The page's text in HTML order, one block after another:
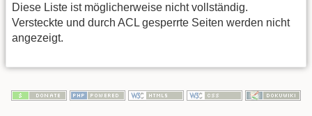
Diese Liste ist möglicherweise nicht vollständig.
Versteckte und durch ACL gesperrte Seiten werden nicht
angezeigt.